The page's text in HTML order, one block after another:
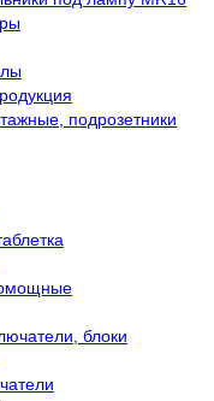
подрозетники
блоки